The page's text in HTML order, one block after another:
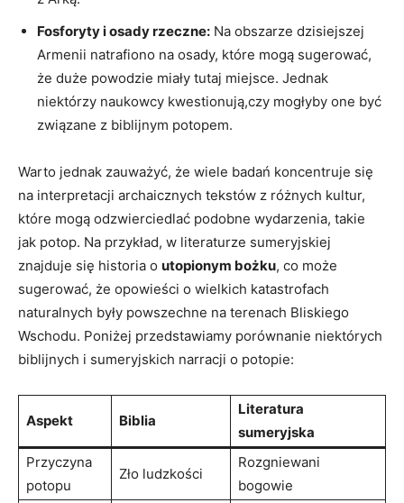
Fosforyty ‌i⁤ osady rzeczne: Na​ obszarze dzisiejszej⁤
Armenii natrafiono na osady,‍ które mogą⁢ sugerować,
że ‍duże powodzie ​miały tutaj ​miejsce. Jednak
niektórzy‍ naukowcy‌ kwestionują,czy mogłyby one być
związane z biblijnym potopem.
Warto ⁤jednak zauważyć, że wiele badań koncentruje się
na interpretacji archaicznych tekstów z różnych kultur,
które mogą ⁢odzwierciedlać ‌podobne wydarzenia, takie
jak ⁣potop.⁣ Na przykład, w literaturze sumeryjskiej
znajduje się‌ historia o utopionym bożku,⁢ co ​może
sugerować, że opowieści o wielkich ⁤katastrofach
naturalnych były powszechne na terenach Bliskiego
Wschodu. Poniżej przedstawiamy porównanie ​niektórych
biblijnych i sumeryjskich narracji o‍ potopie:
Aspekt Biblia
Literatura
sumeryjska
Przyczyna
potopu
Zło ludzkości
Rozgniewani⁤
bogowie